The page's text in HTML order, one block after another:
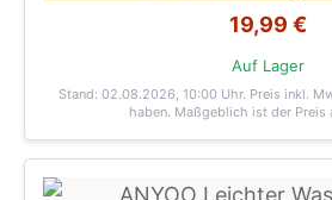
19,99 €
Auf Lager
Stand: 02.08.2026, 10:00 Uhr. Preis inkl.
haben. Maßgeblich ist der Preis